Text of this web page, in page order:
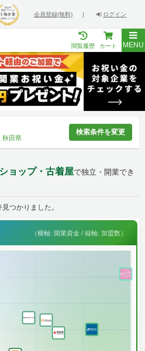
会員登録(無料) | ログイン
閲覧履歴 カート MENU
秋田県
検索条件を変更
ョップ・古着屋で独立・開業でき
つかりました。
（横軸: 開業資金 / 縦軸: 加盟数）